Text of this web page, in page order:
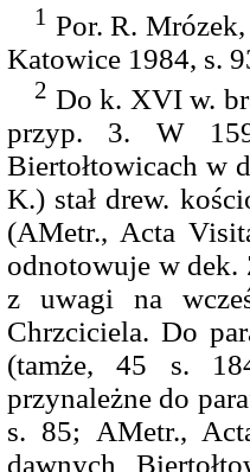
1 Por. R.
Katowice 1984, s.
2 Do k. XVI w.
przyp. 3. W
Biertołtowicach w
K.) stał drew.
(AMetr., Acta
odnotowuje w dek.
z uwagi na
Chrzciciela. Do
(tamże, 45 s.
przynależne do
s. 85; AMetr.,
dawnych